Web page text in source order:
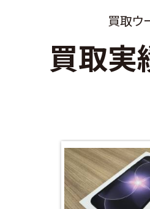
買取ウ
買取実